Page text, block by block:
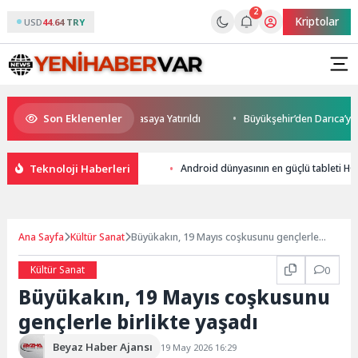
USD44.64 TRY
2
Kriptolar
Son Eklenenler
ve Yatırım Potansiyeli Masaya Yatırıldı Büyükşehir’den Darıca’ya
Teknoloji Haberleri Android dünyasının en güçlü tableti
Ana Sayfa Kültür Sanat Büyükakın, 19 Mayıs coşkusunu gençlerle
Kültür Sanat
0
Büyükakın, 19 Mayıs coşkusunu
gençlerle birlikte yaşadı
Beyaz Haber Ajansı 19 May 2026 16:29